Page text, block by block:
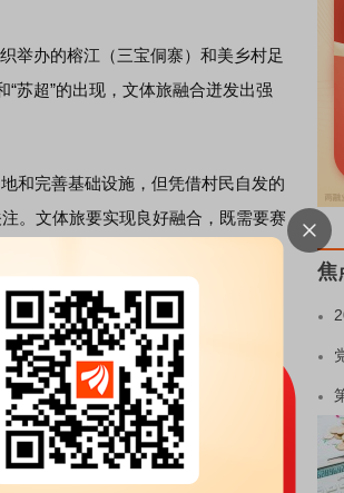
办的榕江（三宝侗寨）和美乡村足
“苏超”的出现，文体旅融合迸发出强
和完善基础设施，但凭借村民自发的
注。文体旅要实现良好融合，既需要赛
下游服务链，以进一步带动消费。”
的爆发式增长始于2014年国务院
件首次将体育产业定位为“绿色产业、
份，中共中央办公厅、国务院办公厅
等在内的服务消费提质惠民行动。
+文旅”全链条延伸的转型升级。以
焦